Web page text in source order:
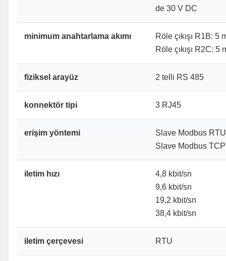
de 30 V DC
minimum anahtarlama akımı
Röle çıkışı R1B: 5
Röle çıkışı R2C: 5
fiziksel arayüz 2 telli RS 485
konnektör tipi 3 RJ45
erişim yöntemi
Slave Modbus RTU
Slave Modbus TCP
iletim hızı
4,8 kbit/sn
9,6 kbit/sn
19,2 kbit/sn
38,4 kbit/sn
iletim çerçevesi RTU